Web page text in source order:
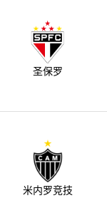
圣保罗
米内罗竞技